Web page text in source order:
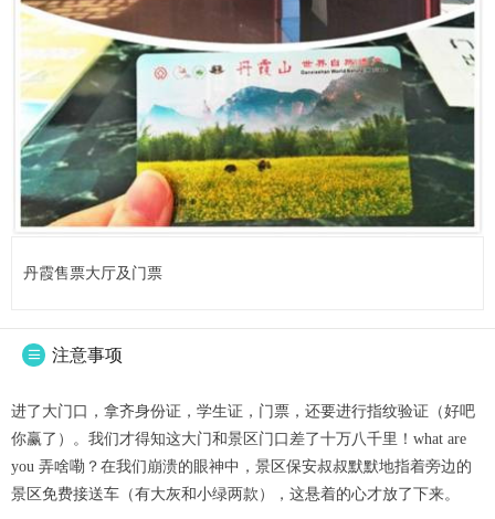
丹霞售票大厅及门票
 注意事项
进了大门口，拿齐身份证，学生证，门票，还要进行指纹验证（好吧
你赢了）。我们才得知这大门和景区门口差了十万八千里！what are
you 弄啥嘞？在我们崩溃的眼神中，景区保安叔叔默默地指着旁边的
景区免费接送车（有大灰和小绿两款），这悬着的心才放了下来。